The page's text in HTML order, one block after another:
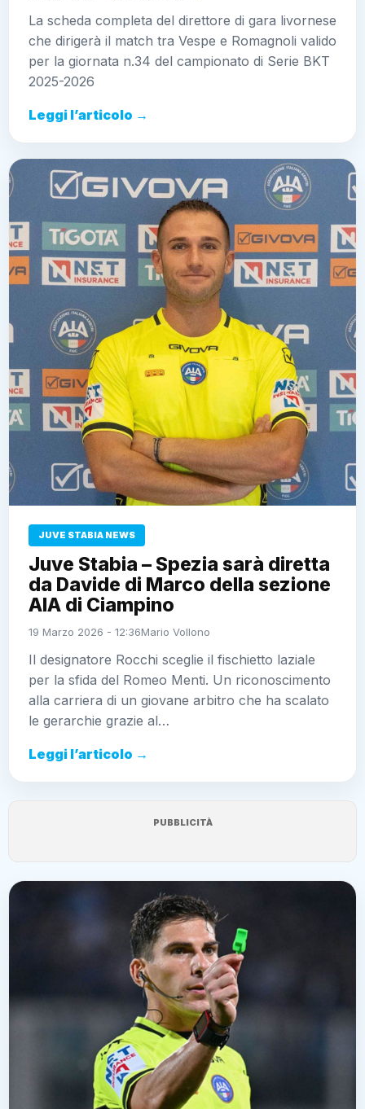
La scheda completa del direttore di gara livornese
che dirigerà il match tra Vespe e Romagnoli valido
per la giornata n.34 del campionato di Serie BKT
2025-2026
Leggi l’articolo →
JUVE STABIA NEWS
Juve Stabia – Spezia sarà diretta
da Davide di Marco della sezione
AIA di Ciampino
19 Marzo 2026 - 12:36Mario Vollono
Il designatore Rocchi sceglie il fischietto laziale
per la sfida del Romeo Menti. Un riconoscimento
alla carriera di un giovane arbitro che ha scalato
le gerarchie grazie al…
Leggi l’articolo →
PUBBLICITÀ